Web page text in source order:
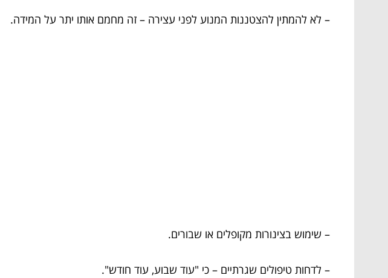
– לא להמתין להצטננות המנוע לפני עצירה – זה מחמם אותו יתר על המידה.
– שימוש בצינורות מקופלים או שבורים.
– לדחות טיפולים שגרתיים – כי "עוד שבוע, עוד חודש".